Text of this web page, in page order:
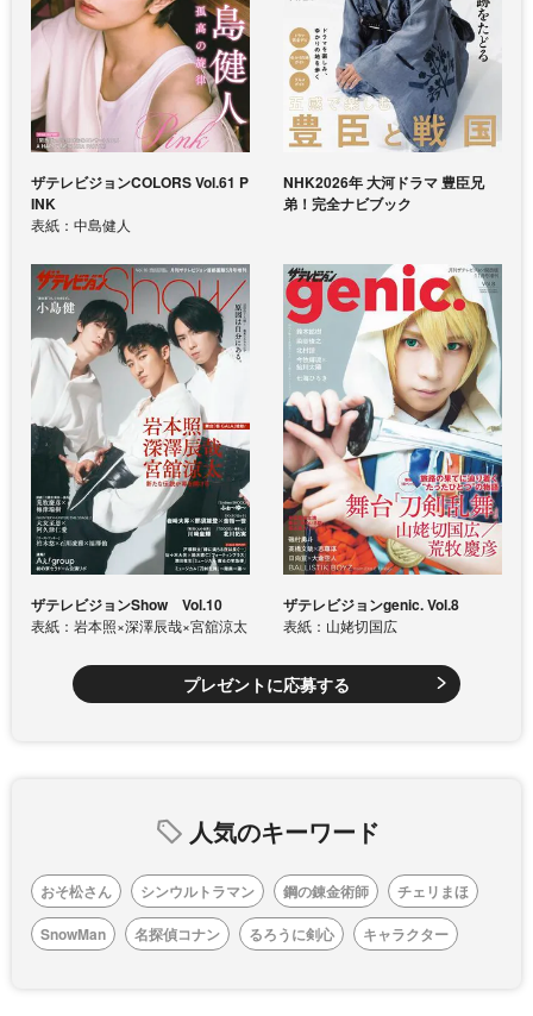
ザテレビジョンCOLORS Vol.61 P
INK
表紙：中島健人
NHK2026年 大河ドラマ 豊臣兄
弟！完全ナビブック
ザテレビジョンShow Vol.10
表紙：岩本照×深澤辰哉×宮舘涼太
ザテレビジョンgenic. Vol.8
表紙：山姥切国広
プレゼントに応募する
人気のキーワード
おそ松さん シンウルトラマン 鋼の錬金術師
チェリまほ
SnowMan
名探偵コナン るろうに剣心 キャラクター